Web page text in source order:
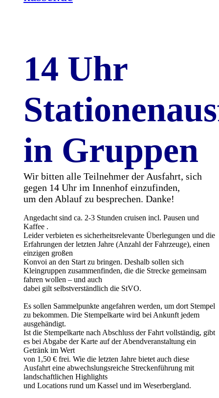
14 Uhr
in Gruppen
Wir bitten alle Teilnehmer der Ausfahrt, sich
gegen 14 Uhr im Innenhof einzufinden,
um den Ablauf zu besprechen. Danke!
Angedacht sind ca. 2-3 Stunden cruisen incl. Pausen und
Kaffee .
Leider verbieten es sicherheitsrelevante Überlegungen und die
Erfahrungen der letzten Jahre (Anzahl der Fahrzeuge), einen
einzigen großen
Konvoi an den Start zu bringen. Deshalb sollen sich
Kleingruppen zusammenfinden, die die Strecke gemeinsam
fahren wollen – und auch
dabei gilt selbstverständlich die StVO.
Es sollen Sammelpunkte angefahren werden, um dort Stempel
zu bekommen. Die Stempelkarte wird bei Ankunft jedem
ausgehändigt.
Ist die Stempelkarte nach Abschluss der Fahrt vollständig, gibt
es bei Abgabe der Karte auf der Abendveranstaltung ein
Getränk im Wert
von 1,50 € frei. Wie die letzten Jahre bietet auch diese
Ausfahrt eine abwechslungsreiche Streckenführung mit
landschaftlichen Highlights
und Locations rund um Kassel und im Weserbergland.